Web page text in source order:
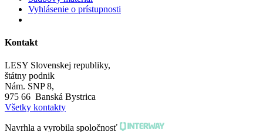
Vyhlásenie o prístupnosti
Kontakt
LESY Slovenskej republiky,
štátny podnik
Nám. SNP 8,
975 66 Banská Bystrica
Všetky kontakty
Navrhla a vyrobila spoločnosť